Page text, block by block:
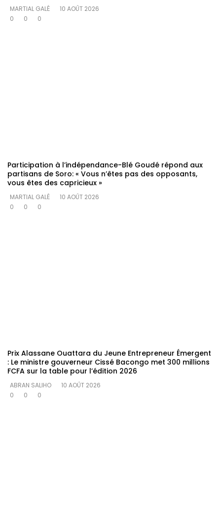
MARTIAL GALÉ
10 AOÛT 2026
0
0 0
Participation à l’indépendance-Blé Goudé répond aux
partisans de Soro: « Vous n’êtes pas des opposants,
vous êtes des capricieux »
MARTIAL GALÉ
10 AOÛT 2026
0
0 0
Prix Alassane Ouattara du Jeune Entrepreneur Émergent
: Le ministre gouverneur Cissé Bacongo met 300 millions
FCFA sur la table pour l’édition 2026
ABRAN SALIHO
10 AOÛT 2026
0
0 0